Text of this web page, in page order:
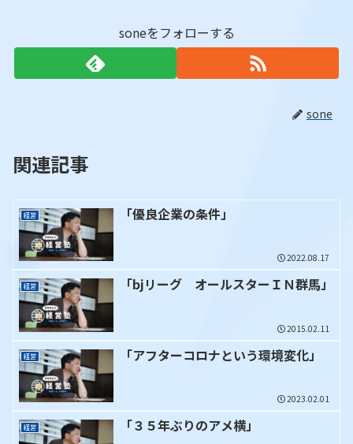
soneをフォローする
sone
関連記事
経営 「優良企業の条件」
2022.08.17
経営 「bjリーグ オールスターＩＮ群馬」
2015.02.11
経営 「アフターコロナという環境変化」
2023.02.01
経営 「３５年ぶりのアメ横」